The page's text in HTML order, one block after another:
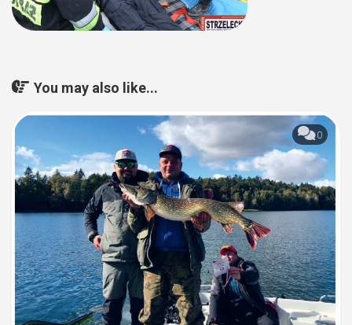
You may also like...
0